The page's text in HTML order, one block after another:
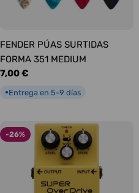
FENDER PÚAS SURTIDAS
FORMA 351 MEDIUM
Precio
7,00 €
●Entrega en 5-9 días
-26%